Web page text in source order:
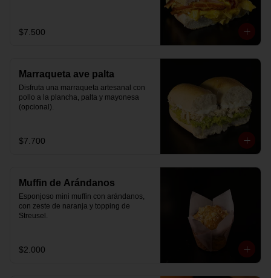
$7.500
Marraqueta ave palta
Disfruta una marraqueta artesanal con
pollo a la plancha, palta y mayonesa
(opcional).
$7.700
Muffin de Arándanos
Esponjoso mini muffin con arándanos,
con zeste de naranja y topping de
Streusel.
$2.000